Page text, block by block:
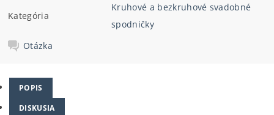
Kategória
Kruhové a bezkruhové svadobné
spodničky
Otázka
POPIS
DISKUSIA